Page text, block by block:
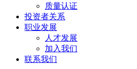
质量认证
投资者关系
职业发展
人才发展
加入我们
联系我们